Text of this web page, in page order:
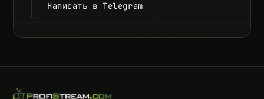
Написать в Telegram